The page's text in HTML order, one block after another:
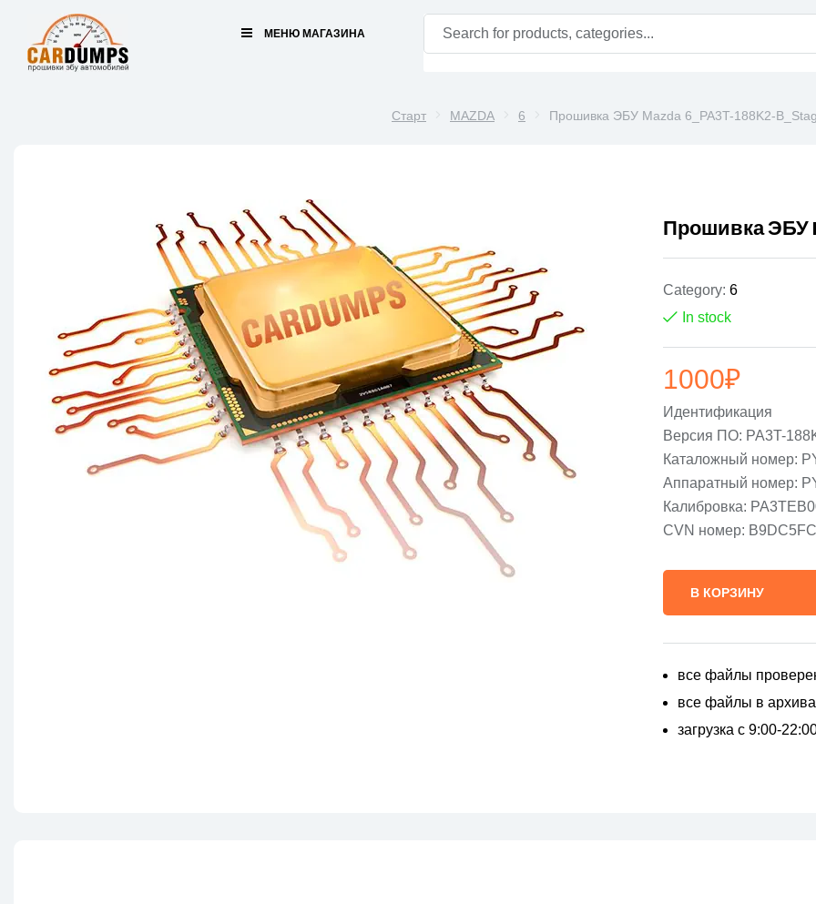
МЕНЮ МАГАЗИНА
Старт MAZDA 6 Прошивка ЭБУ Mazda 6_PA3T-188K2-
Прошивка ЭБУ
Category:6
In stock
1000₽
Идентификация
Версия ПО: PA3T-
Каталожный номер:
Аппаратный номер:
Калибровка:
CVN номер:
В КОРЗИНУ
все файлы
все файлы в
загрузка с 9:00-